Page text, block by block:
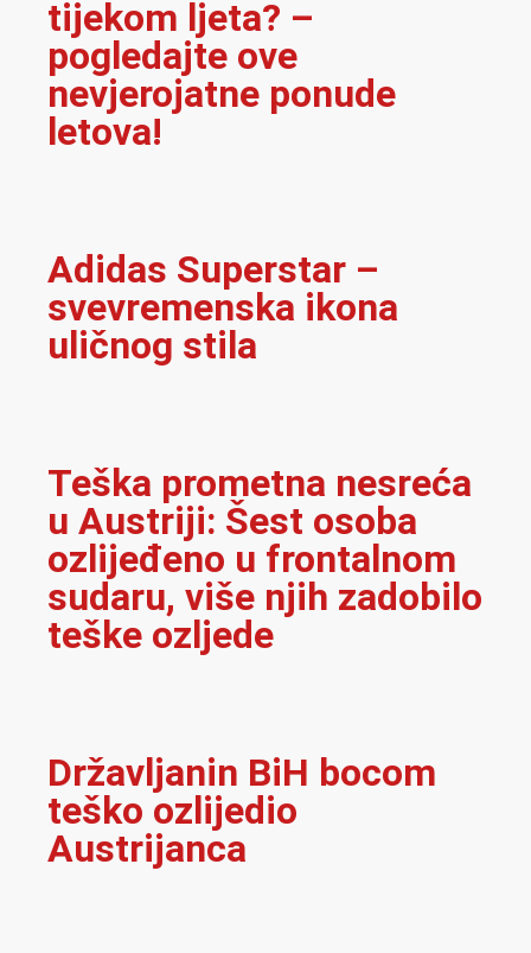
tijekom ljeta? –
pogledajte ove
nevjerojatne ponude
letova!
Adidas Superstar –
svevremenska ikona
uličnog stila
Teška prometna nesreća
u Austriji: Šest osoba
ozlijeđeno u frontalnom
sudaru, više njih zadobilo
teške ozljede
Državljanin BiH bocom
teško ozlijedio
Austrijanca